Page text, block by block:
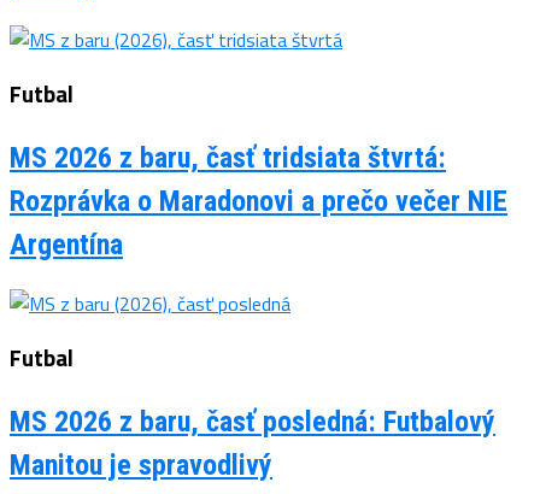
Futbal
MS 2026 z baru, časť tridsiata štvrtá:
Rozprávka o Maradonovi a prečo večer NIE
Argentína
Futbal
MS 2026 z baru, časť posledná: Futbalový
Manitou je spravodlivý